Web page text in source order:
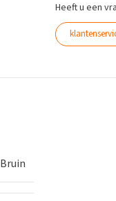
Heeft u een
Bruin